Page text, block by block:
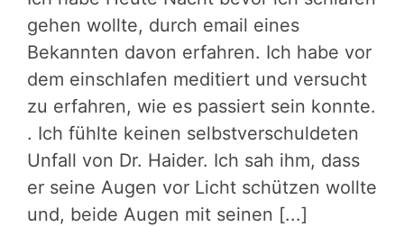
2010
gehen wollte, durch email eines
Bekannten davon erfahren. Ich habe vor
dem einschlafen meditiert und versucht
zu erfahren, wie es passiert sein konnte.
. Ich fühlte keinen selbstverschuldeten
Unfall von Dr. Haider. Ich sah ihm, dass
er seine Augen vor Licht schützen wollte
und, beide Augen mit seinen [...]